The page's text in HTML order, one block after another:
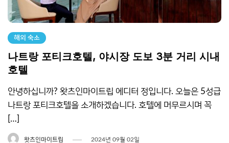
해외 숙소
나트랑 포티크호텔, 야시장 도보 3분 거리 시내
호텔
안녕하십니까? 왓츠인마이트립 에디터 정입니다. 오늘은 5성급
나트랑 포티크호텔을 소개하겠습니다. 호텔에 머무르시며 꼭
[…]
왓츠인마이트립 2024년 09월 02일